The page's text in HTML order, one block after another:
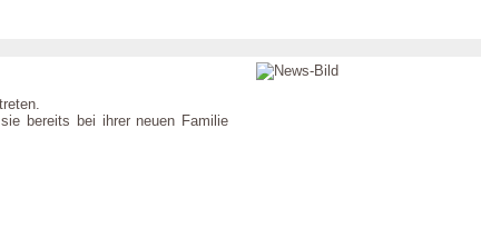
bereits bei ihrer neuen Familie